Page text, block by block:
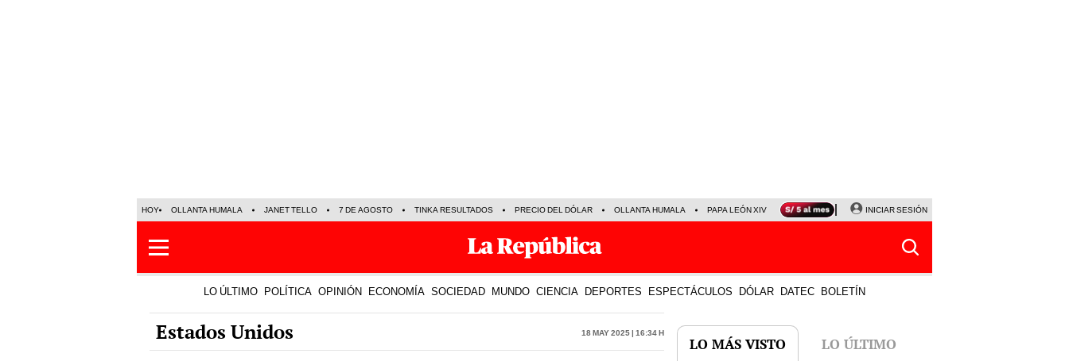
HOY OLLANTA HUMALA JANET TELLO 7 DE AGOSTO TINKA RESULTADOS PRECIO DEL DÓLAR OLLANTA HUMALA PAPA LEÓN XIV NALDY SALDAÑA LA BELLA LUZ
INICIAR SESIÓN
LO ÚLTIMO POLÍTICA OPINIÓN ECONOMÍA SOCIEDAD MUNDO CIENCIA DEPORTES ESPECTÁCULOS DÓLAR DATEC BOLETÍN
Estados Unidos 18 May 2025 | 16:34 h
LO MÁS VISTO LO ÚLTIMO